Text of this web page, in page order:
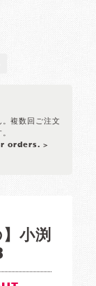
複数回ご注文
orders. >
小渕